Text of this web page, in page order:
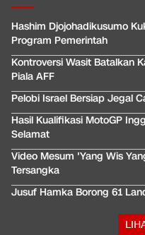
Hashim Djojohadikusumo
Program Pemerintah
Kontroversi Wasit Batalkan
Piala AFF
Pelobi Israel Bersiap Jegal
Hasil Kualifikasi MotoGP
Selamat
Video Mesum 'Yang Wis
Tersangka
Jusuf Hamka Borong 61